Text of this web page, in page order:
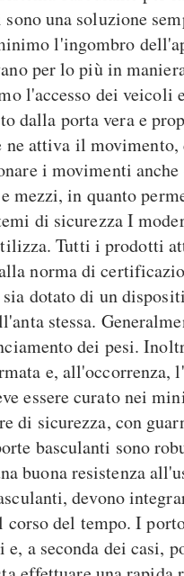
una soluzione
l'ingombro
per lo più in
l'accesso dei veicoli
dalla porta vera e
attiva il
i movimenti
in quanto
di sicurezza I
Tutti i prodotti
norma di
dotato di un
stessa.
dei pesi.
e, all'occorrenza,
essere curato nei
di sicurezza, con
basculanti sono
buona resistenza
devono
del tempo. I
a seconda dei casi,